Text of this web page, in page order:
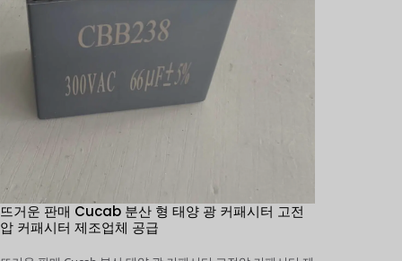
뜨거운 판매 Cucab 분산 형 태양 광 커패시터 고전
압 커패시터 제조업체 공급